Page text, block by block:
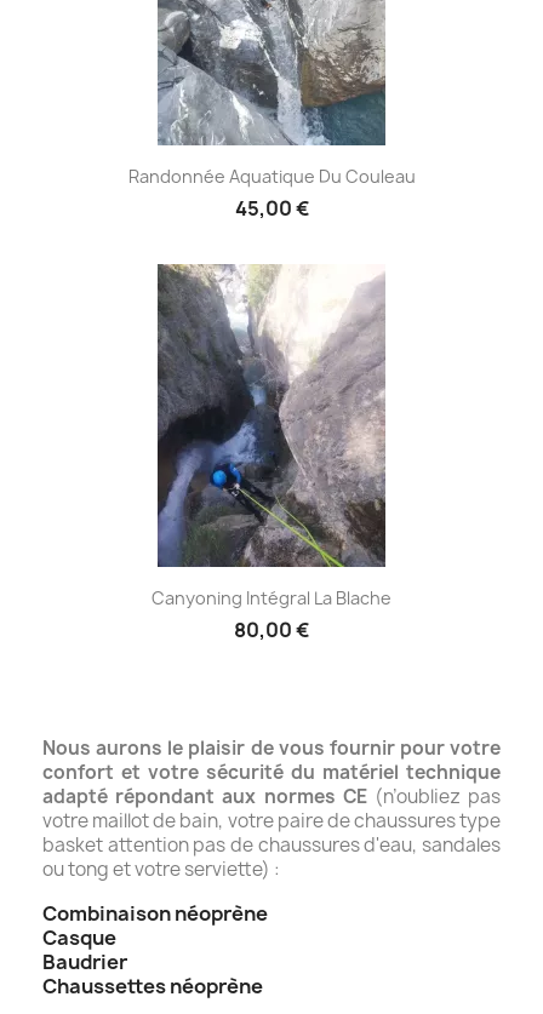
Randonnée Aquatique Du Couleau
45,00 €
Canyoning Intégral La Blache
80,00 €
Nous aurons le plaisir de vous fournir pour votre
confort et votre sécurité du matériel technique
adapté répondant aux normes CE (n’oubliez pas
votre maillot de bain, votre paire de chaussures type
basket attention pas de chaussures d'eau, sandales
ou tong et votre serviette) :
Combinaison néoprène
Casque
Baudrier
Chaussettes néoprène